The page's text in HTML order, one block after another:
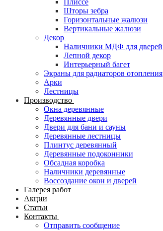
Плиссе
Шторы зебра
Горизонтальные жалюзи
Вертикальные жалюзи
Декор
Наличники МДФ для дверей
Лепной декор
Интерьерный багет
Экраны для радиаторов отопления
Арки
Лестницы
Производство
Окна деревянные
Деревянные двери
Двери для бани и сауны
Деревянные лестницы
Плинтус деревянный
Деревянные подоконники
Обсадная коробка
Наличники деревянные
Воссоздание окон и дверей
Галерея работ
Акции
Статьи
Контакты
Отправить сообщение